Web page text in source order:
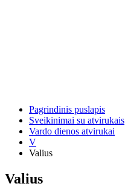
Pagrindinis puslapis
Sveikinimai su atvirukais
Vardo dienos atvirukai
V
Valius
Valius